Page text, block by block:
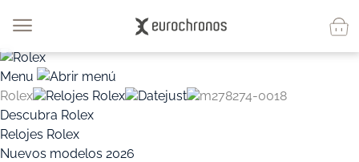
Menu
Rolex
Relojes Rolex Datejust
m278274-0018
Descubra Rolex
Relojes Rolex
Nuevos modelos 2026